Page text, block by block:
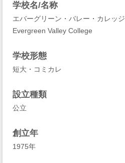
学校名/名称
エバーグリーン・バレー・カレッジ
Evergreen Valley College
学校形態
短大・コミカレ
設立種類
公立
創立年
1975年